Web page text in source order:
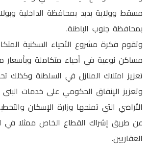
مسقط وولاية بدبد بمحافظة الداخلية
بمحافظة جنوب الباطنة.
وتقوم فكرة مشروع الأحياء السكنية
مساكن نوعية في أحياء متكاملة
تعزيز امتلاك المنازل في السلطنة وكذلك
وتعزيز الإنفاق الحكومي على خدمات
الأراضي التي تمنحها وزارة الإسكان
عن طريق إشراك القطاع الخاص ممثلا في
العقاريين.